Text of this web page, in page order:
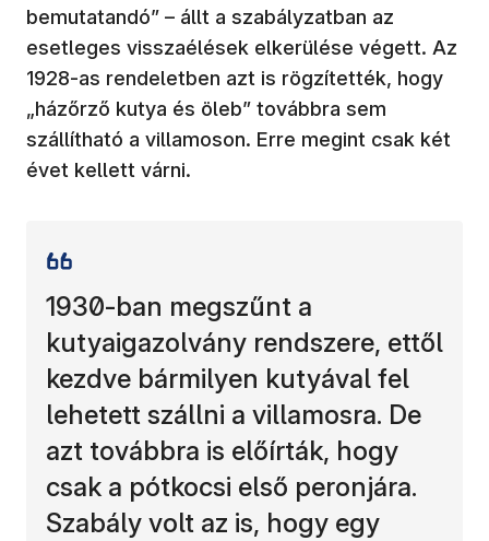
bemutatandó” – állt a szabályzatban az
esetleges visszaélések elkerülése végett. Az
1928-as rendeletben azt is rögzítették, hogy
„házőrző kutya és öleb” továbbra sem
szállítható a villamoson. Erre megint csak két
évet kellett várni.
1930-ban megszűnt a
kutyaigazolvány rendszere, ettől
kezdve bármilyen kutyával fel
lehetett szállni a villamosra. De
azt továbbra is előírták, hogy
csak a pótkocsi első peronjára.
Szabály volt az is, hogy egy